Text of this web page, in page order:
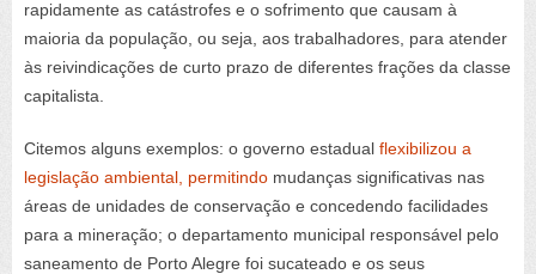
rapidamente as catástrofes e o sofrimento que causam à
maioria da população, ou seja, aos trabalhadores, para atender
às reivindicações de curto prazo de diferentes frações da classe
capitalista.
Citemos alguns exemplos: o governo estadual flexibilizou a
legislação ambiental, permitindo mudanças significativas nas
áreas de unidades de conservação e concedendo facilidades
para a mineração; o departamento municipal responsável pelo
saneamento de Porto Alegre foi sucateado e os seus